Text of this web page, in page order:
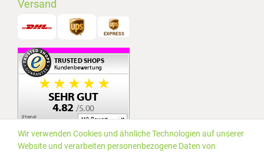
Versand
Wir verwenden Cookies und ähnliche Technologien auf unserer
Website und verarbeiten personenbezogene Daten von